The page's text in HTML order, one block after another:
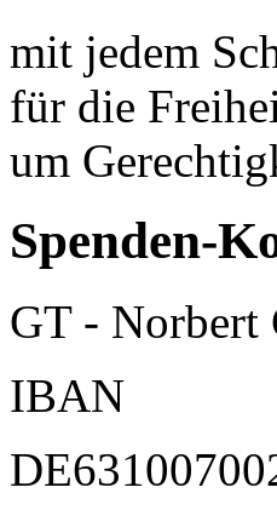
mit jedem
für die
um
Spenden-
GT - Norbert
IBAN